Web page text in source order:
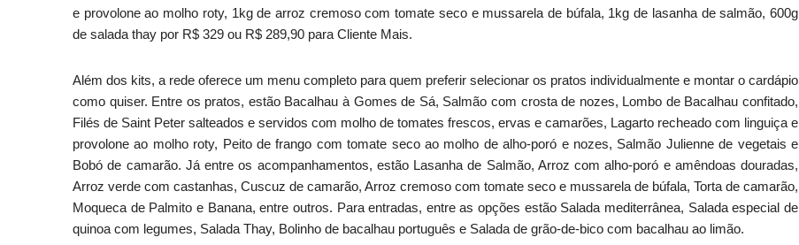
e provolone ao molho roty, 1kg de arroz cremoso com tomate seco e mussarela de búfala, 1kg de lasanha de salmão, 600g
de salada thay por R$ 329 ou R$ 289,90 para Cliente Mais.
Além dos kits, a rede oferece um menu completo para quem preferir selecionar os pratos individualmente e montar o cardápio
como quiser. Entre os pratos, estão Bacalhau à Gomes de Sá, Salmão com crosta de nozes, Lombo de Bacalhau confitado,
Filés de Saint Peter salteados e servidos com molho de tomates frescos, ervas e camarões, Lagarto recheado com linguiça e
provolone ao molho roty, Peito de frango com tomate seco ao molho de alho-poró e nozes, Salmão Julienne de vegetais e
Bobó de camarão. Já entre os acompanhamentos, estão Lasanha de Salmão, Arroz com alho-poró e amêndoas douradas,
Arroz verde com castanhas, Cuscuz de camarão, Arroz cremoso com tomate seco e mussarela de búfala, Torta de camarão,
Moqueca de Palmito e Banana, entre outros. Para entradas, entre as opções estão Salada mediterrânea, Salada especial de
quinoa com legumes, Salada Thay, Bolinho de bacalhau português e Salada de grão-de-bico com bacalhau ao limão.